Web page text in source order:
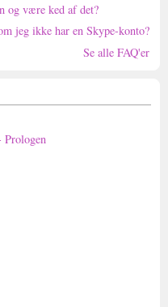
og være ked af det?
jeg ikke har en Skype-konto?
Se alle FAQ'er